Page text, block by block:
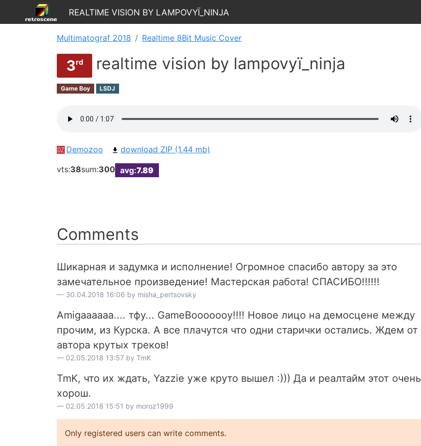
realtime vision by lampovyï_ninja
Multimatograf 2018 Realtime 8Bit Music Cover
3rd realtime vision by lampovyï_ninja
Game Boy LSDJ
Demozoo
download ZIP (1.44 mb)
vts:38sum:300 avg:7.89
Comments
Шикарная и задумка и исполнение! Огромное спасибо автору за это
замечательное произведение! Мастерская работа! СПАСИБО!!!!!!
30.04.2018 16:06 by misha_pertsovsky
Amigaaaaaa.... тфу... GameBooooooy!!!! Новое лицо на демосцене между
прочим, из Курска. А все плачутся что одни старички остались. Ждем от
автора крутых треков!
02.05.2018 13:57 by TmK
TmK, что их ждать, Yazzie уже круто вышел :))) Да и реалтайм этот очень
хорош.
02.05.2018 15:51 by moroz1999
Only registered users can write comments.